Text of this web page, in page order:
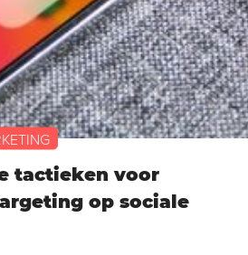
tactieken voor
op sociale